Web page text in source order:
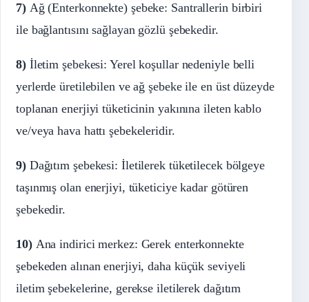
7)Ağ (Enterkonnekte) şebeke: Santrallerin birbiri
ile bağlantısını sağlayan gözlü şebekedir.
8)İletim şebekesi: Yerel koşullar nedeniyle belli
yerlerde üretilebilen ve ağ şebeke ile en üst düzeyde
toplanan enerjiyi tüketicinin yakınına ileten kablo
ve/veya hava hattı şebekeleridir.
9)Dağıtım şebekesi: İletilerek tüketilecek bölgeye
taşınmış olan enerjiyi, tüketiciye kadar götüren
şebekedir.
10)Ana indirici merkez: Gerek enterkonnekte
şebekeden alınan enerjiyi, daha küçük seviyeli
iletim şebekelerine, gerekse iletilerek dağıtım